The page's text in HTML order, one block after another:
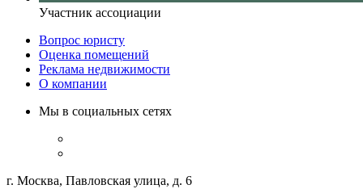
Участник ассоциации
Вопрос юристу
Оценка помещений
Реклама недвижимости
О компании
Мы в социальных сетях
г. Москва, Павловская улица, д. 6